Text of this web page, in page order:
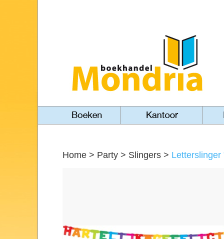
Home > Party > Slingers > Letterslinger